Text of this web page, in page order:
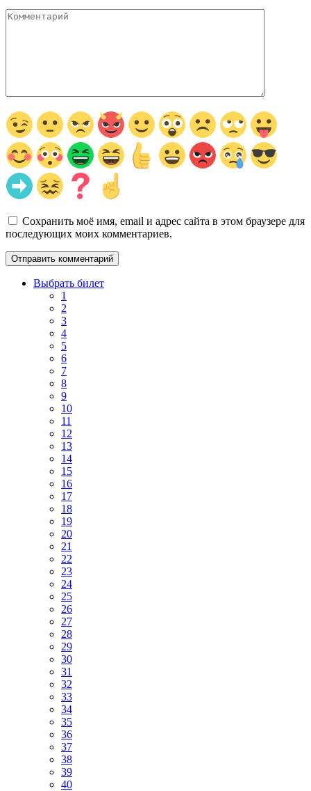
Комментарий
Сохранить моё имя, email и адрес сайта в этом браузере для
последующих моих комментариев.
Выбрать билет
1
2
3
4
5
6
7
8
9
10
11
12
13
14
15
16
17
18
19
20
21
22
23
24
25
26
27
28
29
30
31
32
33
34
35
36
37
38
39
40